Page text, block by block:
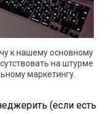
к нашему основному
на штурме
маркетингу.
(если есть